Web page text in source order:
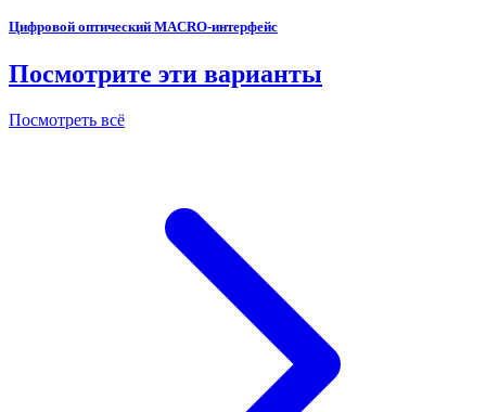
Цифровой оптический MACRO-интерфейс
Посмотрите эти варианты
Посмотреть всё